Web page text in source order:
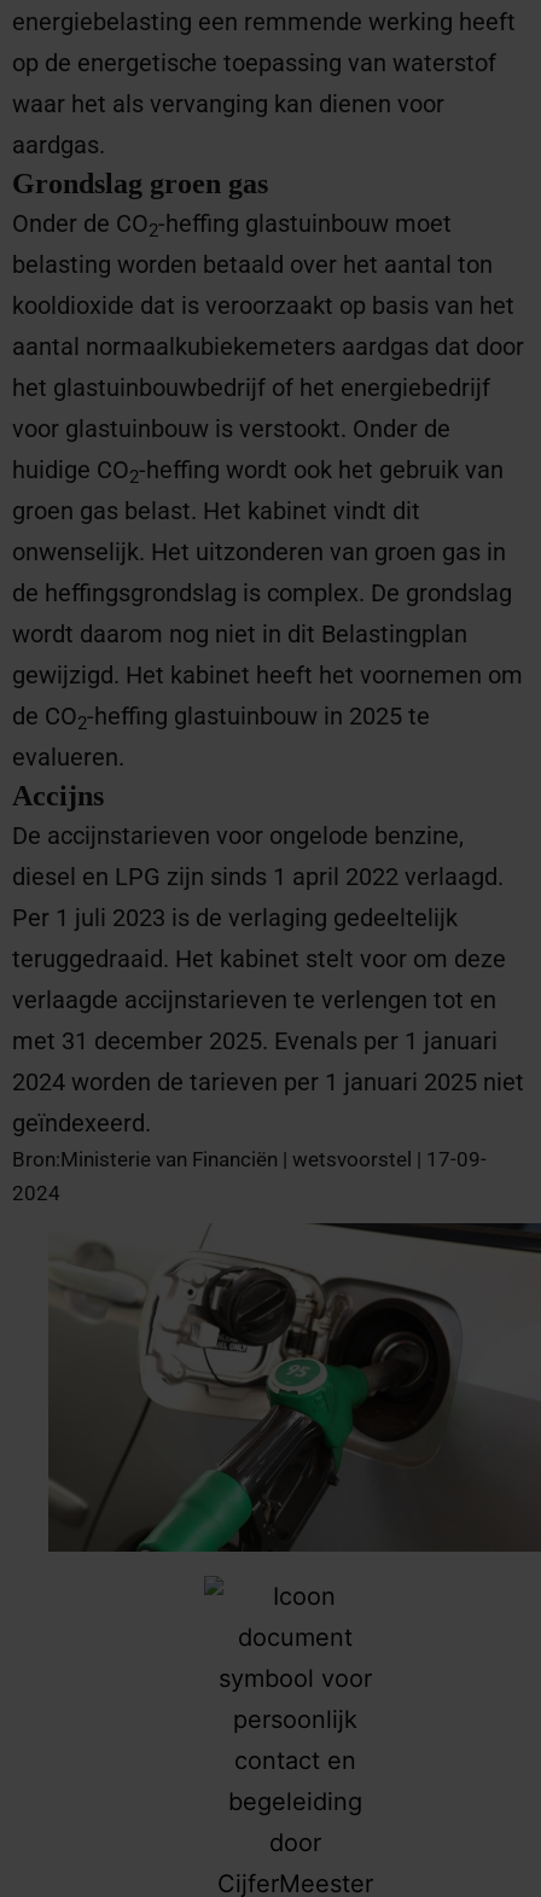
energiebelasting een remmende werking heeft
op de energetische toepassing van waterstof
waar het als vervanging kan dienen voor
aardgas.
Grondslag groen gas
Onder de CO2-heffing glastuinbouw moet
belasting worden betaald over het aantal ton
kooldioxide dat is veroorzaakt op basis van het
aantal normaalkubiekemeters aardgas dat door
het glastuinbouwbedrijf of het energiebedrijf
voor glastuinbouw is verstookt. Onder de
huidige CO2-heffing wordt ook het gebruik van
groen gas belast. Het kabinet vindt dit
onwenselijk. Het uitzonderen van groen gas in
de heffingsgrondslag is complex. De grondslag
wordt daarom nog niet in dit Belastingplan
gewijzigd. Het kabinet heeft het voornemen om
de CO2-heffing glastuinbouw in 2025 te
evalueren.
Accijns
De accijnstarieven voor ongelode benzine,
diesel en LPG zijn sinds 1 april 2022 verlaagd.
Per 1 juli 2023 is de verlaging gedeeltelijk
teruggedraaid. Het kabinet stelt voor om deze
verlaagde accijnstarieven te verlengen tot en
met 31 december 2025. Evenals per 1 januari
2024 worden de tarieven per 1 januari 2025 niet
geïndexeerd.
Bron:Ministerie van Financiën | wetsvoorstel | 17-09-
2024